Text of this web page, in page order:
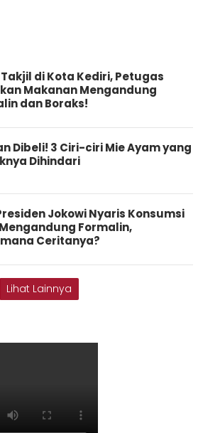
di Kota Kediri, Petugas
Makanan Mengandung
dan Boraks!
Dibeli! 3 Ciri-ciri Mie Ayam yang
Dihindari
Jokowi Nyaris Konsumsi
Formalin,
Ceritanya?
Lihat Lainnya